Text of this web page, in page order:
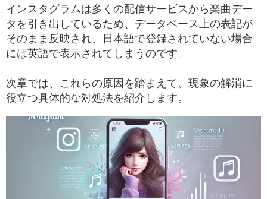
インスタグラムは多くの配信サービスから楽曲デー
タを引き出しているため、データベース上の表記が
そのまま反映され、日本語で登録されていない場合
には英語で表示されてしまうのです。
次章では、これらの原因を踏まえて、現象の解消に
役立つ具体的な対処法を紹介します。